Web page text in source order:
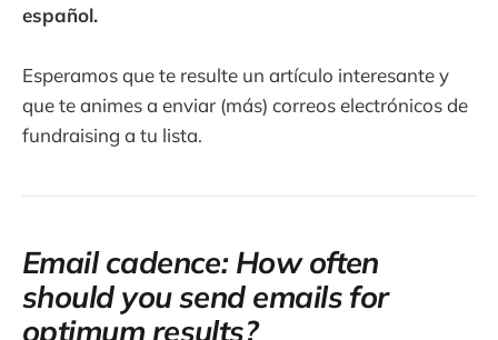
español.
Esperamos que te resulte un artículo interesante y
que te animes a enviar (más) correos electrónicos de
fundraising a tu lista.
Email cadence: How often
should you send emails for
optimum results?